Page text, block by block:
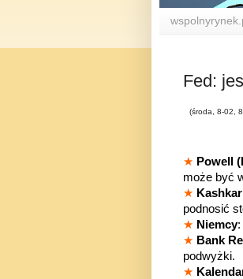
Fed:
(środa, 8-02,
★ Powell
może być
★
podnosić
★ Niemcy:
★ Bank
podwyżki.
★